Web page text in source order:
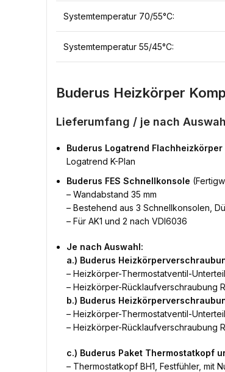
Systemtemperatur 70/55°C:
Systemtemperatur 55/45°C:
Buderus Heizkörper
Lieferumfang / je nach
Buderus Logatrend Flachheizkörper
Logatrend K-Plan
Buderus FES Schnellkonsole
– Wandabstand 35 mm
– Bestehend aus 3 Schnellkonsolen,
– Für AK1 und 2 nach VDI6036
Je nach Auswahl:
a.) Buderus
– Heizkörper-Thermostatventil-
– Heizkörper-Rücklaufverschraubung
b.) Buderus
– Heizkörper-Thermostatventil-
– Heizkörper-Rücklaufverschraubung
c.) Buderus Paket Thermostatkopf
– Thermostatkopf BH1, Festfühler, mit